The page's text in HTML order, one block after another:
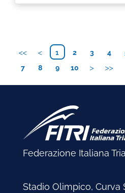
1 2 3 4
7
8 9 10
Federazione Italiana
Stadio Olimpico, Curva